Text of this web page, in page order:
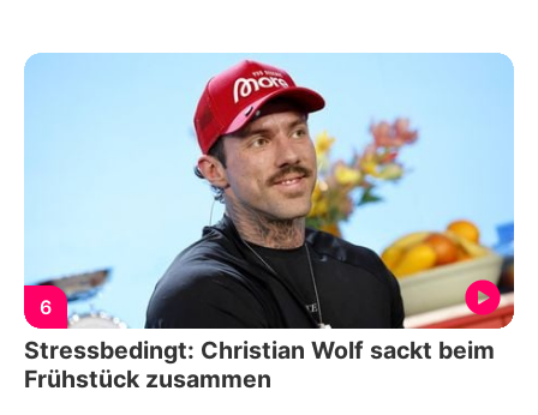
6
Stressbedingt: Christian Wolf sackt beim
Frühstück zusammen